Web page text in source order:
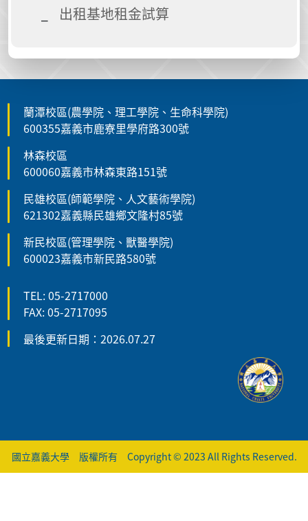
出租基地租金試算
蘭潭校區(農學院、理工學院、生命科學院)
600355嘉義市鹿寮里學府路300號
林森校區
600060嘉義市林森東路151號
民雄校區(師範學院、人文藝術學院)
621302嘉義縣民雄鄉文隆村85號
新民校區(管理學院、獸醫學院)
600023嘉義市新民路580號
TEL: 05-2717000
FAX: 05-2717095
最後更新日期：2026.07.27
國立嘉義大學 版權所有 Copyright © 2023 All Rights Reserved.